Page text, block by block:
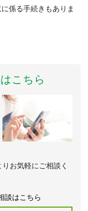
係る手続きもありま
こちら
お気軽にご相談く
談はこちら